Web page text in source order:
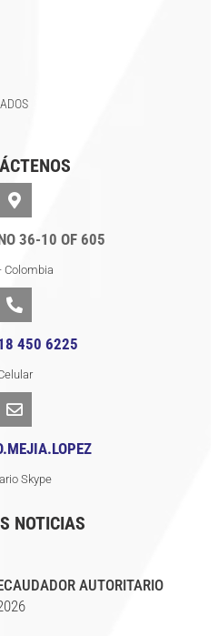
NOTICIAS
AUTORITARIO
36-10 OF 605
Colombia
450 6225
Skype